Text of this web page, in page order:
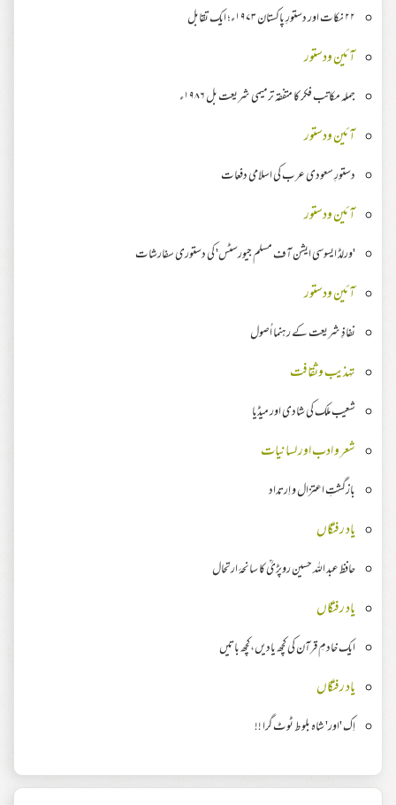
۲۲ نکات اور دستورِ پاکستان ۱۹۷۳ء؛ ایک تقابل
آئین ودستور
جملہ مکاتب فکر کا متفقہ ترمیمی شریعت بل ۱۹۸۶ء
آئین ودستور
دستورِ سعودی عرب کی اسلامی دفعات
آئین ودستور
'ورلڈ ایسوسی ایشن آف مسلم جیورسٹس' کی دستوری سفارشات
آئین ودستور
نفاذِ شریعت کے رہنما اُصول
تہذیب وثقافت
شعیب ملک کی شادی اور میڈیا
شعر و ادب اور لسانیات
بازگشتِ اعتزال و اِرتداد
یاد رفتگاں
حافظ عبد اللہ حسین روپڑیؒ کا سانحۂ ارتحال
یاد رفتگاں
ایک خادمِ قرآن کی کچھ یادیں،کچھ باتیں
یاد رفتگاں
اِک 'اور' شاہ بلوط ٹوٹ گرا !!